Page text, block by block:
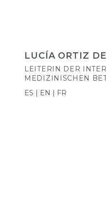
LUCÍA ORTIZ
LEITERIN DER
MEDIZINISCHEN
ES | EN | FR